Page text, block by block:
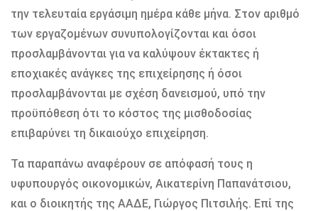
την τελευταία εργάσιμη ημέρα κάθε μήνα. Στον αριθμό
των εργαζομένων συνυπολογίζονται και όσοι
προσλαμβάνονται για να καλύψουν έκτακτες ή
εποχιακές ανάγκες της επιχείρησης ή όσοι
προσλαμβάνονται με σχέση δανεισμού, υπό την
προϋπόθεση ότι το κόστος της μισθοδοσίας
επιβαρύνει τη δικαιούχο επιχείρηση.
Τα παραπάνω αναφέρουν σε απόφασή τους η
υφυπουργός οικονομικών, Αικατερίνη Παπανάτσιου,
και ο διοικητής της ΑΑΔΕ, Γιώργος Πιτσιλής. Επί της